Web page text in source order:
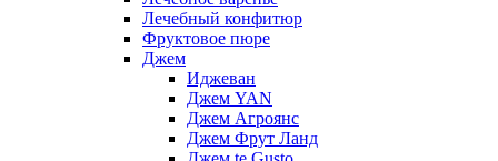
Лечебный конфитюр
Фруктовое пюре
Джем
Иджеван
Джем YAN
Джем Агроянс
Джем Фрут Ланд